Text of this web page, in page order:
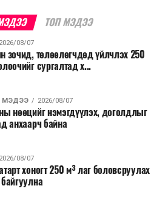
ТОП МЭДЭЭ
2026/08/07
зочид, төлөөлөгчдөд үйлчлэх 250
сургалтад х...
МЭДЭЭ 2026/08/07
нөөцийг нэмэгдүүлэх, доголдлыг
анхаарч байна
2026/08/07
хоногт 250 м³ лаг боловсруулах